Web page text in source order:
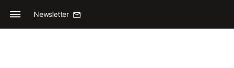
Newsletter